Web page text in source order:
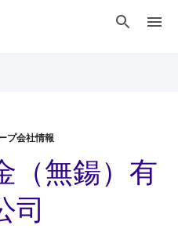
プ会社情報
（無鍚）有
司